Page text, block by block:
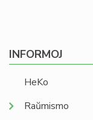
INFORMOJ
HeKo
Raŭmismo